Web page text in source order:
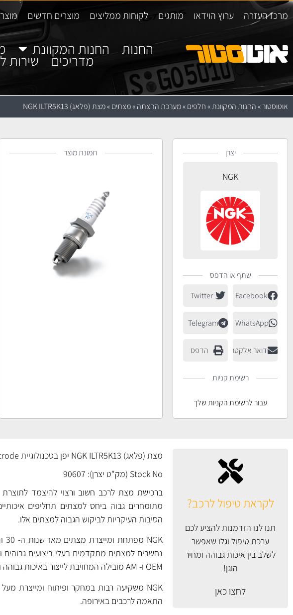
מרכז העזרה ערוץ הוידאו מותגים לקוחות ממליצים מוצרים חדשים
החנות החנות המקוונת
מדריכים שירות
אוטוסטור»החנות המקוונת»חלפים»מערכת ההצתה»מצתים»מצת (פלאג) NGK ILTR5K13
יצרן
NGK
שתף או הדפס
Facebook
Twitter
WhatsApp
Telegram
דואר אלקטרוני הדפס
רשימת קניות
עבור לרשימת הקניות שלך
תמונת מוצר
לקראת טיפול לרכב?
תנו לנו הזדמנות להציע לכם
ערכת טיפול וגלו שאפשר
לשלב בין איכות גבוהה ומחיר
הוגן!
לחצו כאן
מצת (פלאג) NGK ILTR5K13 יפן בטכנולוגיית IRIDIUM Middle Electrode.
Stock No (מק"ט יצרן): 90607
ברכישת מצת לרכב חשוב ורצוי להיצמד לתוצרת
מתומחרים גבוה ביחס למצתים תחליפים
הסיבות העיקריות לביקוש הגבוה למצתים אלו.
OEM ו- AM מובילה המחויבת לייצור באיכות גבוהה ובקרת איכות גבוהה.
התאמה לרכבים באירופה.